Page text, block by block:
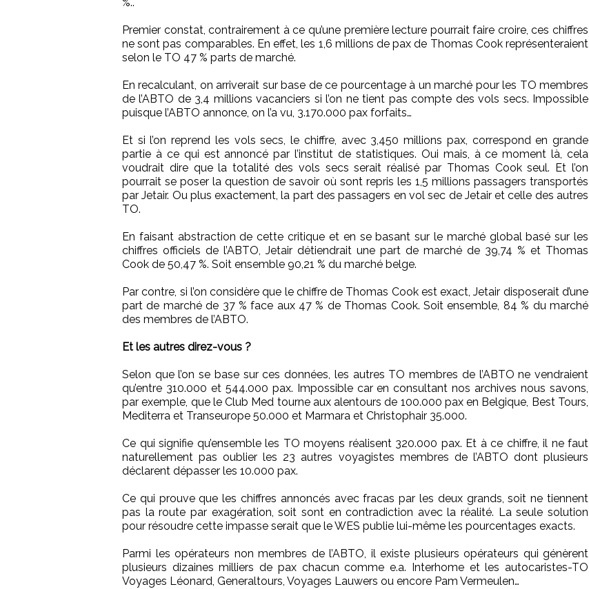
Premier constat, contrairement à ce qu’une première lecture pourrait faire croire, ces chiffres
ne sont pas comparables. En effet, les 1,6 millions de pax de Thomas Cook représenteraient
selon le TO 47 % parts de marché.
En recalculant, on arriverait sur base de ce pourcentage à un marché pour les TO membres
de l’ABTO de 3,4 millions vacanciers si l’on ne tient pas compte des vols secs. Impossible
puisque l’ABTO annonce, on l’a vu, 3.170.000 pax forfaits…
Et si l’on reprend les vols secs, le chiffre, avec 3,450 millions pax, correspond en grande
partie à ce qui est annoncé par l’institut de statistiques. Oui mais, à ce moment là, cela
voudrait dire que la totalité des vols secs serait réalisé par Thomas Cook seul. Et l’on
pourrait se poser la question de savoir où sont repris les 1,5 millions passagers transportés
par Jetair. Ou plus exactement, la part des passagers en vol sec de Jetair et celle des autres
TO.
En faisant abstraction de cette critique et en se basant sur le marché global basé sur les
chiffres officiels de l’ABTO, Jetair détiendrait une part de marché de 39,74 % et Thomas
Cook de 50,47 %. Soit ensemble 90,21 % du marché belge.
Par contre, si l’on considère que le chiffre de Thomas Cook est exact, Jetair disposerait d’une
part de marché de 37 % face aux 47 % de Thomas Cook. Soit ensemble, 84 % du marché
des membres de l’ABTO.
Et les autres direz-vous ?
Selon que l’on se base sur ces données, les autres TO membres de l’ABTO ne vendraient
qu’entre 310.000 et 544.000 pax. Impossible car en consultant nos archives nous savons,
par exemple, que le Club Med tourne aux alentours de 100.000 pax en Belgique, Best Tours,
Mediterra et Transeurope 50.000 et Marmara et Christophair 35.000.
Ce qui signifie qu’ensemble les TO moyens réalisent 320.000 pax. Et à ce chiffre, il ne faut
naturellement pas oublier les 23 autres voyagistes membres de l’ABTO dont plusieurs
déclarent dépasser les 10.000 pax.
Ce qui prouve que les chiffres annoncés avec fracas par les deux grands, soit ne tiennent
pas la route par exagération, soit sont en contradiction avec la réalité. La seule solution
pour résoudre cette impasse serait que le WES publie lui-même les pourcentages exacts.
Parmi les opérateurs non membres de l’ABTO, il existe plusieurs opérateurs qui génèrent
plusieurs dizaines milliers de pax chacun comme e.a. Interhome et les autocaristes-TO
Voyages Léonard, Generaltours, Voyages Lauwers ou encore Pam Vermeulen…